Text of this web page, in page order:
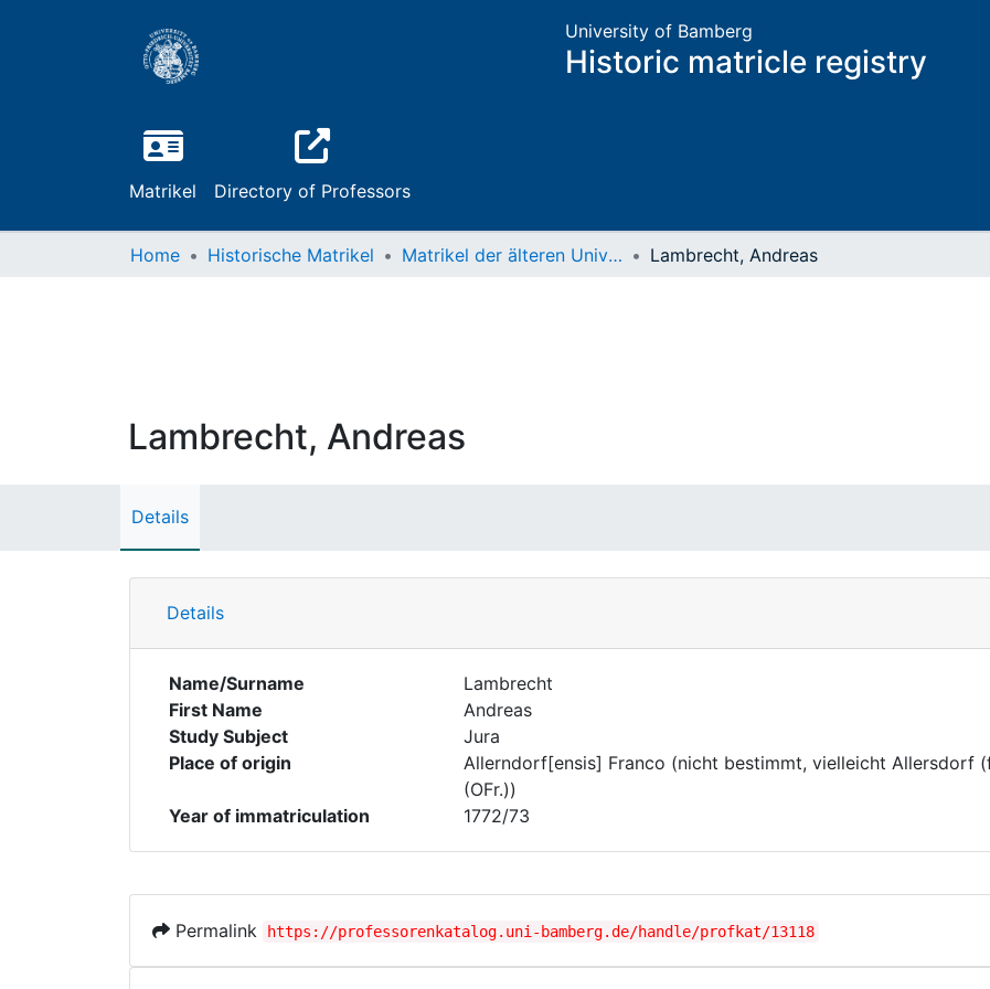
University of Bamberg
Historic matricle registry
Matrikel Directory of Professors
Home Historische Matrikel Matrikel der älteren Universität Lambrecht, Andreas
Lambrecht, Andreas
Details
Details
Name/Surname
Lambrecht
First Name
Andreas
Study Subject
Jura
Place of origin
Allerndorf[ensis] Franco (nicht bestimmt, vielleicht Allersdorf
(OFr.))
Year of immatriculation
1772/73
Permalink https://professorenkatalog.uni-bamberg.de/handle/profkat/13118